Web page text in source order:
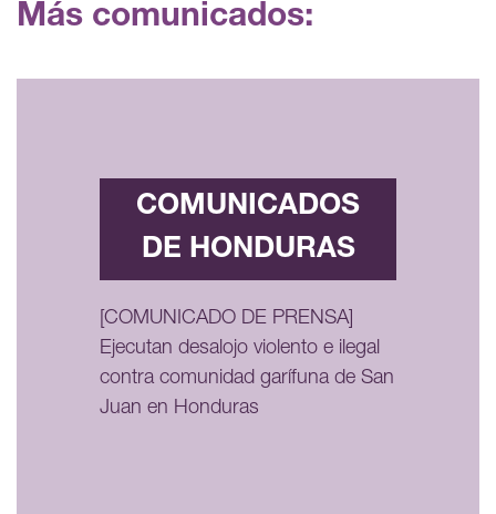
Más comunicados:
COMUNICADOS
DE HONDURAS
[COMUNICADO DE PRENSA]
Ejecutan desalojo violento e ilegal
contra comunidad garífuna de San
Juan en Honduras